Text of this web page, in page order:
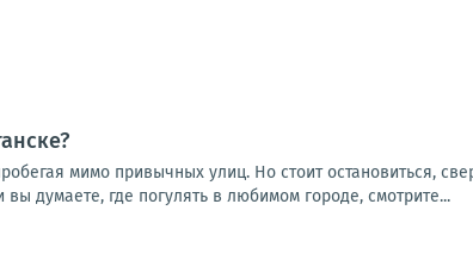
мимо привычных улиц. Но стоит остановиться,
думаете, где погулять в любимом городе, смотрите...